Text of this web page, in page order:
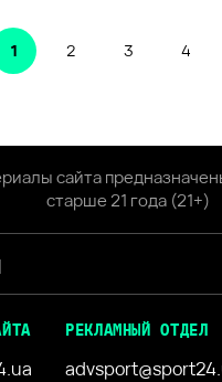
1 2 3 4
сайта
старше 21 года (21+)
РЕКЛАМНЫЙ ОТДЕЛ